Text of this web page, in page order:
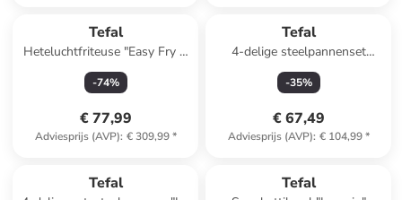
Tefal
Heteluchtfriteuse "Easy Fry &
Grill XXL" zwart - 1,5 kg
-74%
€ 77,99
Adviesprijs (AVP): € 309,99*
Tefal
4-delige steelpannenset
"Ingenio XL Force" zwart
-35%
€ 67,49
Adviesprijs (AVP): € 104,99*
Tefal Tefal